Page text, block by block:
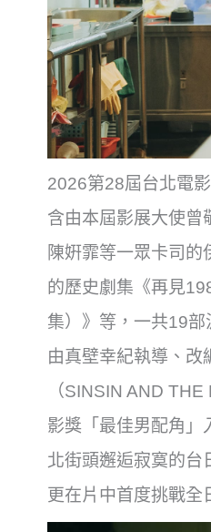
2026第28屆台北電
含由本屆影展大使曾
陳姸霏等一眾卡司
的歷史劇集《再見
集）》等，一共19部
由真壁幸紀執導、改
（SINSIN AND
影獎「最佳男配角」
北街頭邂逅寂寞的台
更在片中首度挑戰全